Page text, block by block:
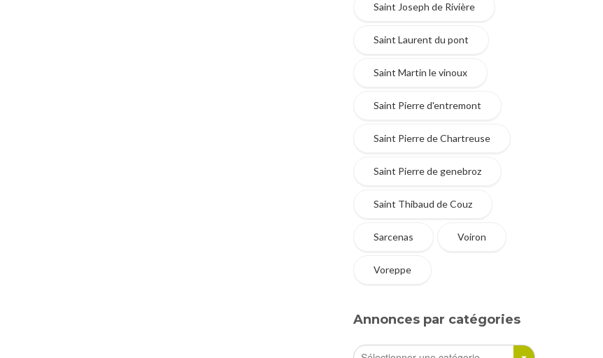
Saint Joseph de Rivière
Saint Laurent du pont
Saint Martin le vinoux
Saint Pierre d'entremont
Saint Pierre de Chartreuse
Saint Pierre de genebroz
Saint Thibaud de Couz
Sarcenas Voiron
Voreppe
Annonces par catégories